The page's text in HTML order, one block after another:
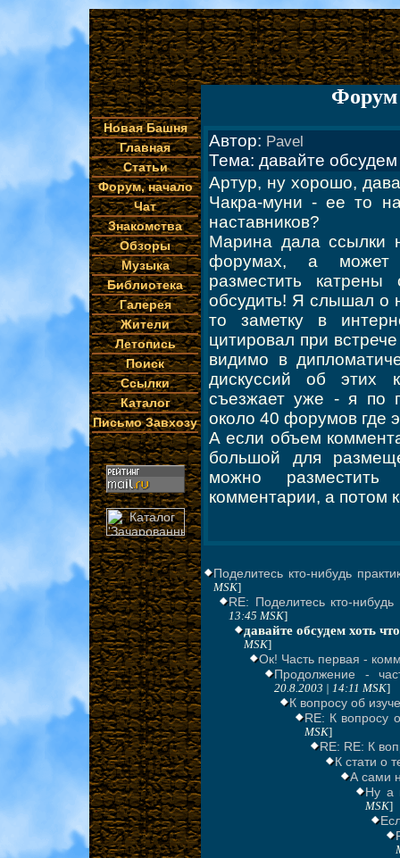
Новая Башня
Главная
Статьи
Форум, начало
Чат
Знакомства
Обзоры
Музыка
Библиотека
Галерея
Жители
Летопись
Поиск
Ссылки
Каталог
Письмо Завхозу
Форум
Автор: Pavel
Тема: давайте
Артур, ну хорошо,
Чакра-муни - ее то
наставников?
Марина дала ссылки
форумах, а может
разместить
обсудить! Я слышал о
то заметку в
цитировал при
видимо в
дискуссий об этих
съезжает уже - я по
около 40 форумов где
А если объем
большой для
можно
комментарии, а потом
Поделитесь кто-нибудь
MSK]
RE: Поделитесь кто-
13:45 MSK]
давайте обсудем хоть
MSK]
Ок! Часть первая -
Продолжение -
20.8.2003 | 14:11 MSK]
К вопросу об
RE: К вопросу
MSK]
RE: RE: К
К стати о
А сами
Ну а
MSK]